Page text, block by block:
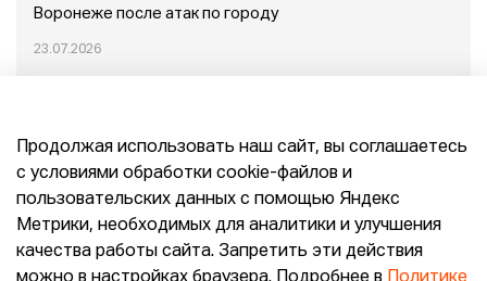
Воронеже после атак по городу
23.07.2026
Конец эпохи маркетплейсов: прогнозы сооснователя
Mr.Doors Максима Валецкого
26.06.2026
Продолжая использовать наш сайт, вы соглашаетесь
с условиями обработки cookie-файлов и
пользовательских данных с помощью Яндекс
Метрики, необходимых для аналитики и улучшения
качества работы сайта. Запретить эти действия